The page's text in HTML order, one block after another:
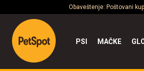
Obaveštenje: Poštovani
PSI MAČKE